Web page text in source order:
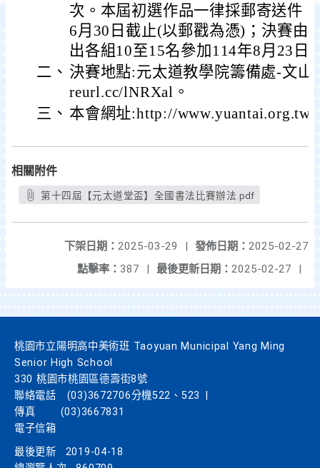
次。本屆初選作品一律採郵寄送件
6月30日截止(以郵戳為憑)；決賽由
出各組10至15名參加114年8月23日
二、 決賽地點:元太道教學院籌備處-文
reurl.cc/lNRXal。
三、 本會網址:http://www.yuantai.org.tw/
相關附件
第十四屆【元太道堂盃】全國書法比賽辦法.pdf
發佈日期： 2025-02-27
下架日期： 2025-03-29
|
最後更新日期： 2025-02-27 |
點擊率： 387 |
桃園市立陽明高中美術班 Taoyuan Municipal Yang Ming
Senior High School
330 桃園市桃園區德壽街8號
聯絡電話
(03)3672706分機522、523
傳真
(03)3667831
電子信箱
最後更新
2019-04-18